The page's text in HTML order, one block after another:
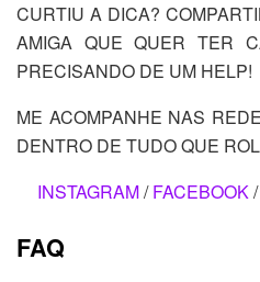
CURTIU A DICA?
AMIGA QUE QUER TER
PRECISANDO DE UM HELP!
ME ACOMPANHE NAS
DENTRO DE TUDO QUE
INSTAGRAM/FACEBOOK/
FAQ